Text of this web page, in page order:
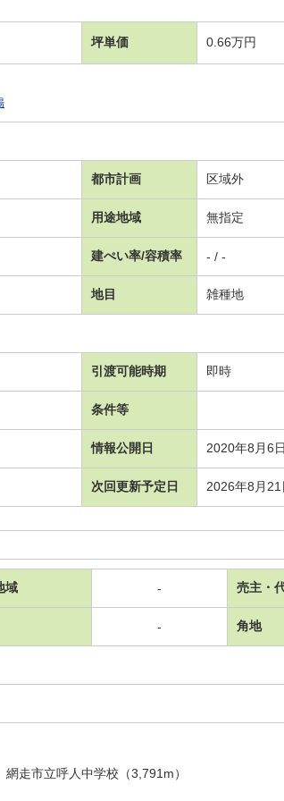
坪単価 0.66万円
都市計画 区域外
用途地域 無指定
建ぺい率/容積率 - / -
地目 雑種地
引渡可能時期 即時
条件等
情報公開日 2020年8月6日
次回更新予定日 2026年8月21
域 - 売主・
- 角地
走市立呼人中学校（3,791m）